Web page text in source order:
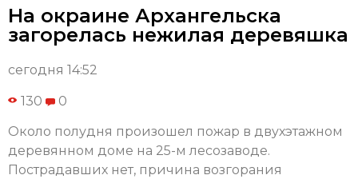
На окраине Архангельска
загорелась нежилая деревяшка
сегодня 14:52
130 0
Около полудня произошел пожар в двухэтажном
деревянном доме на 25-м лесозаводе.
Пострадавших нет, причина возгорания